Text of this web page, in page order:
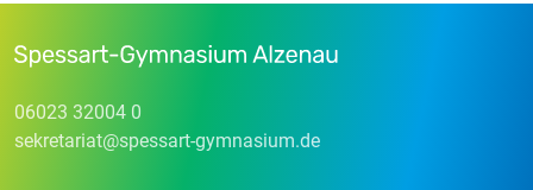
06023 32004 0
sekretariat@spessart-gymnasium.de